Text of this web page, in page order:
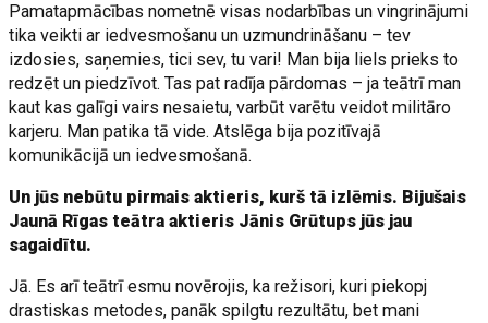
Pamatapmācības nometnē visas nodarbības un vingrinājumi
tika veikti ar iedvesmošanu un uzmundrināšanu – tev
izdosies, saņemies, tici sev, tu vari! Man bija liels prieks to
redzēt un piedzīvot. Tas pat radīja pārdomas – ja teātrī man
kaut kas galīgi vairs nesaietu, varbūt varētu veidot militāro
karjeru. Man patika tā vide. Atslēga bija pozitīvajā
komunikācijā un iedvesmošanā.
Un jūs nebūtu pirmais aktieris, kurš tā izlēmis. Bijušais
Jaunā Rīgas teātra aktieris Jānis Grūtups jūs jau
sagaidītu.
Jā. Es arī teātrī esmu novērojis, ka režisori, kuri piekopj
drastiskas metodes, panāk spilgtu rezultātu, bet mani